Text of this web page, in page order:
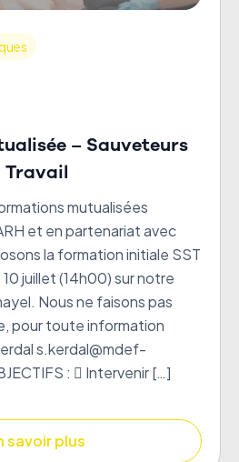
– Sauveteurs
Travail
mutualisées
et en partenariat avec
la formation initiale SST
10 juillet (14h00) sur notre
Nous ne faisons pas
pour toute information
s.kerdal@mdef-
:  Intervenir […]
savoir plus